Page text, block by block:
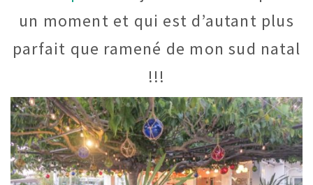
un moment et qui est d’autant plus
parfait que ramené de mon sud natal
!!!